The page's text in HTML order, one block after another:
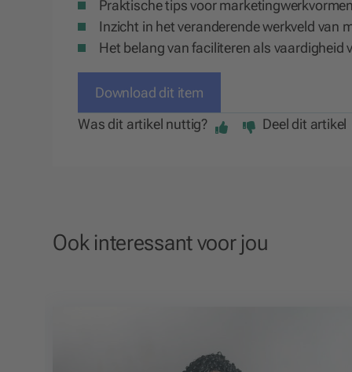
Praktische tips voor marketingwerkvormen
Inzicht in het veranderende werkveld van
Het belang van faciliteren als vaardigheid
Download dit item
Was dit artikel nuttig?
Deel dit artikel
Ook interessant voor jou